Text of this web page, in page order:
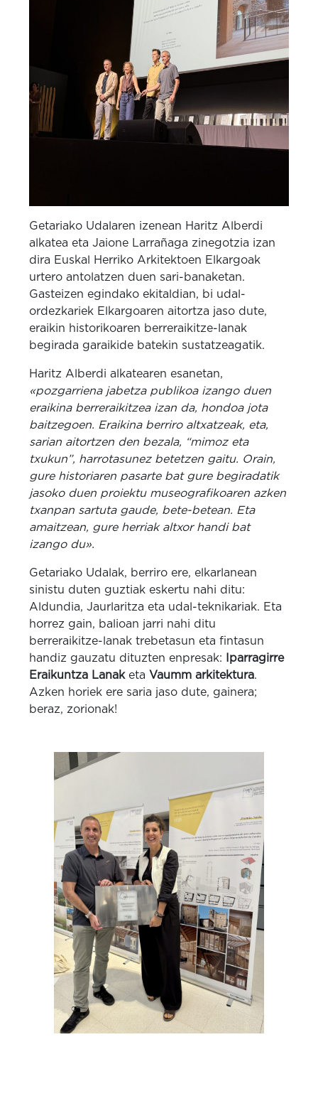
Getariako Udalaren izenean Haritz Alberdi
alkatea eta Jaione Larrañaga zinegotzia izan
dira Euskal Herriko Arkitektoen Elkargoak
urtero antolatzen duen sari-banaketan.
Gasteizen egindako ekitaldian, bi udal-
ordezkariek Elkargoaren aitortza jaso dute,
eraikin historikoaren berreraikitze-lanak
begirada garaikide batekin sustatzeagatik.
Haritz Alberdi alkatearen esanetan,
«pozgarriena jabetza publikoa izango duen
eraikina berreraikitzea izan da, hondoa jota
baitzegoen. Eraikina berriro altxatzeak, eta,
sarian aitortzen den bezala, “mimoz eta
txukun”, harrotasunez betetzen gaitu. Orain,
gure historiaren pasarte bat gure begiradatik
jasoko duen proiektu museografikoaren azken
txanpan sartuta gaude, bete-betean. Eta
amaitzean, gure herriak altxor handi bat
izango du».
Getariako Udalak, berriro ere, elkarlanean
sinistu duten guztiak eskertu nahi ditu:
Aldundia, Jaurlaritza eta udal-teknikariak. Eta
horrez gain, balioan jarri nahi ditu
berreraikitze-lanak trebetasun eta fintasun
handiz gauzatu dituzten enpresak:
Iparragirre
Eraikuntza Lanaketa Vaumm arkitektura.
Azken horiek ere saria jaso dute, gainera;
beraz, zorionak!